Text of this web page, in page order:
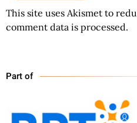
This site uses Akismet to
comment data is processed.
Part of